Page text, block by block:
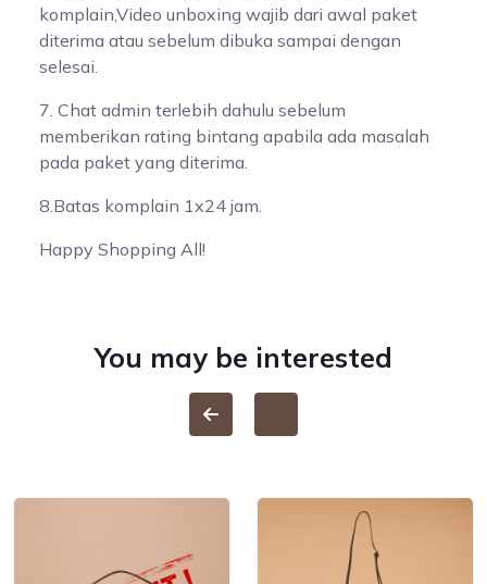
komplain,Video unboxing wajib dari awal paket
diterima atau sebelum dibuka sampai dengan
selesai.
7. Chat admin terlebih dahulu sebelum
memberikan rating bintang apabila ada masalah
pada paket yang diterima.
8.Batas komplain 1x24 jam.
Happy Shopping All!
You may be interested